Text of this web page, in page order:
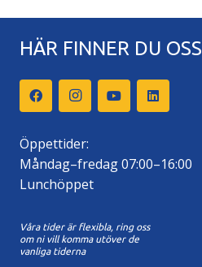
HÄR FINNER DU OSS
Öppettider:
Måndag–fredag 07:00–16:00
Lunchöppet
Våra tider är flexibla, ring oss
om ni vill komma utöver de
vanliga tiderna